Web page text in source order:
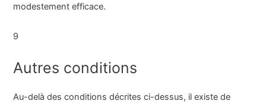
modestement efficace.
9
Autres conditions
Au-delà des conditions décrites ci-dessus, il existe de